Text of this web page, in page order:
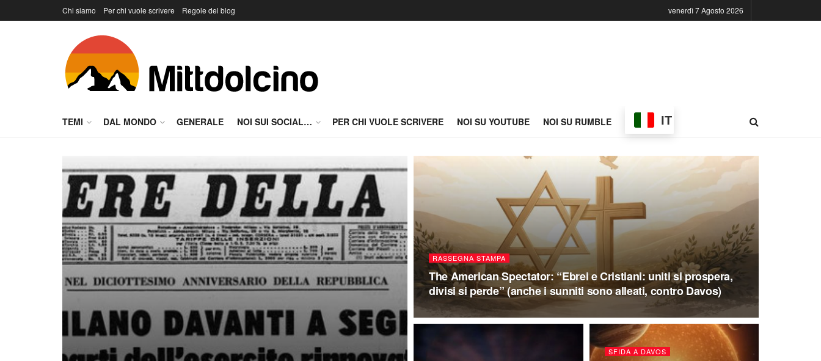
Chi siamo Per chi vuole scrivere Regole del blog venerdì 7 Agosto 2026
TEMI DAL MONDO GENERALE NOI SUI SOCIAL… PER CHI VUOLE SCRIVERE NOI SU YOUTUBE NOI SU RUMBLE IT
RASSEGNA STAMPA
The American Spectator: “Ebrei e Cristiani: uniti si prospera,
divisi si perde” (anche i sunniti sono alleati, contro Davos)
SFIDA A DAVOS